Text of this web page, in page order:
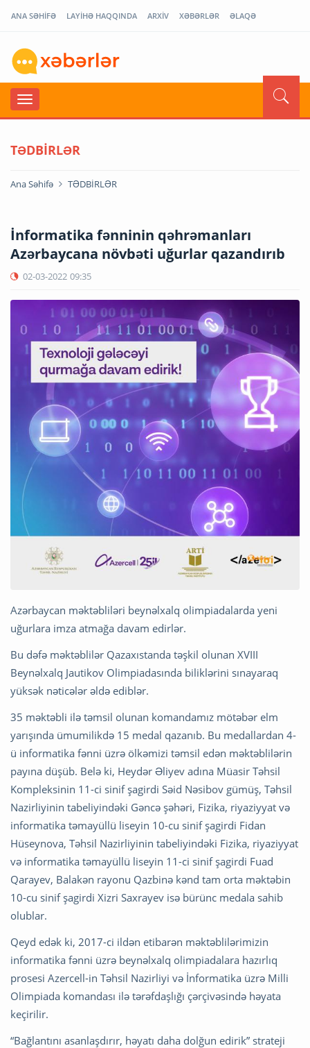
ANA SƏHİFƏ LAYİHƏ HAQQINDA ARXİV XƏBƏRLƏR ƏLAQƏ
TƏDBİRLƏR
Ana Səhifə TƏDBİRLƏR
İnformatika fənninin qəhrəmanları
Azərbaycana növbəti uğurlar qazandırıb
02-03-2022 09:35
Azərbaycan məktəbliləri beynəlxalq olimpiadalarda yeni
uğurlara imza atmağa davam edirlər.
Bu dəfə məktəblilər Qazaxıstanda təşkil olunan XVIII
Beynəlxalq Jautikov Olimpiadasında biliklərini sınayaraq
yüksək nəticələr əldə ediblər.
35 məktəbli ilə təmsil olunan komandamız mötəbər elm
yarışında ümumilikdə 15 medal qazanıb. Bu medallardan 4-
ü informatika fənni üzrə ölkəmizi təmsil edən məktəblilərin
payına düşüb. Belə ki, Heydər Əliyev adına Müasir Təhsil
Kompleksinin 11-ci sinif şagirdi Səid Nəsibov gümüş, Təhsil
Nazirliyinin tabeliyindəki Gəncə şəhəri, Fizika, riyaziyyat və
informatika təmayüllü liseyin 10-cu sinif şagirdi Fidan
Hüseynova, Təhsil Nazirliyinin tabeliyindəki Fizika, riyaziyyat
və informatika təmayüllü liseyin 11-ci sinif şagirdi Fuad
Qarayev, Balakən rayonu Qazbinə kənd tam orta məktəbin
10-cu sinif şagirdi Xizri Saxrayev isə bürünc medala sahib
olublar.
Qeyd edək ki, 2017-ci ildən etibarən məktəblilərimizin
informatika fənni üzrə beynəlxalq olimpiadalara hazırlıq
prosesi Azercell-in Təhsil Nazirliyi və İnformatika üzrə Milli
Olimpiada komandası ilə tərəfdaşlığı çərçivəsində həyata
keçirilir.
“Bağlantını asanlaşdırır, həyatı daha dolğun edirik” strateji